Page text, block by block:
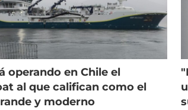
operando en Chile el
al que califican como el
y moderno